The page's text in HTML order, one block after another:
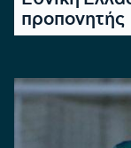
προπονητής